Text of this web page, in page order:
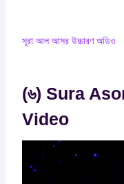
সূরা আল আসর উচ্চারণ অডিও
(৬) Sura
Video